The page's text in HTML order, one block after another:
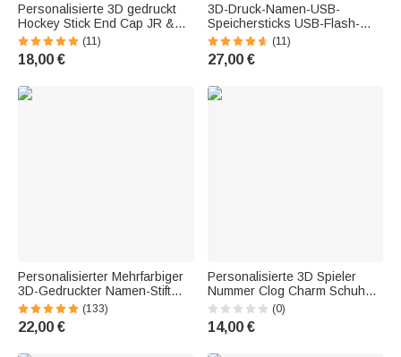
Personalisierte 3D gedruckt
Hockey Stick End Cap JR &
SR Größen Hockey Stick
Zubehör Geburtstag
Weihnachtsgeschenk für
(11)
18,00 €
3D-Druck-Namen-USB-
Speichersticks USB-Flash-
Laufwerk 16GB/32GB/64GB |
Callie
(11)
27,00 €
Personalisierter Mehrfarbiger
3D-Gedruckter Namen-Stift
3er-Set Einschulung
Geschenk für Kinder Schüler
Student Lehrer
(133)
22,00 €
Personalisierte 3D Spieler
Nummer Clog Charm Schuh
Zubehör Geburtstag
Geschenk für Sportliebhaber
(0)
14,00 €